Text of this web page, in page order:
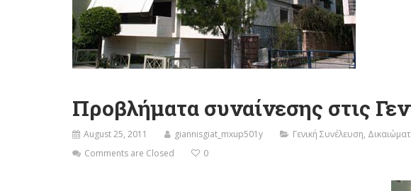
Προβλήματα συναίνεσης στις
August 25, 2011 giannisgiat_mxup501y Γενική Συνέλευση,
Comments are Closed
0